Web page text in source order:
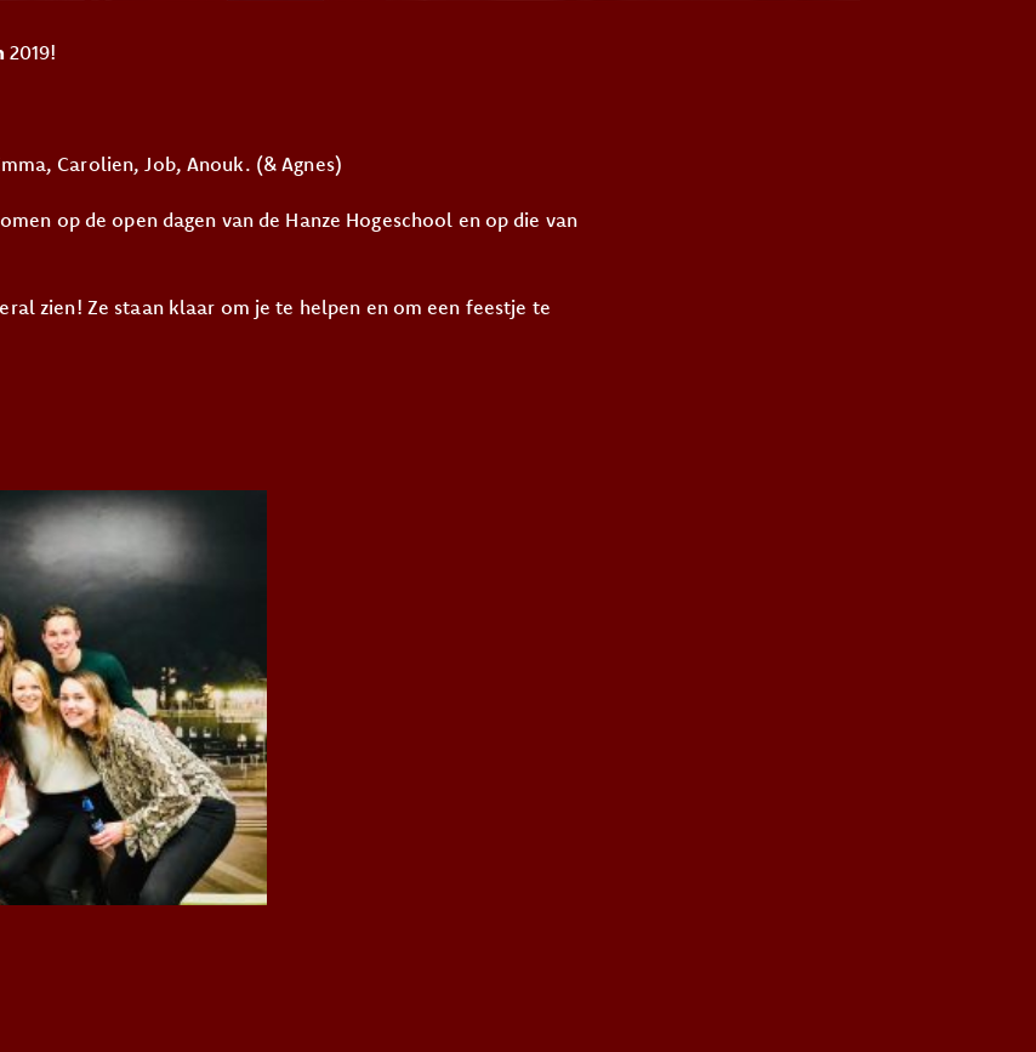
2019!
Carolien, Job, Anouk. (& Agnes)
op de open dagen van de Hanze Hogeschool en op die van
zien! Ze staan klaar om je te helpen en om een feestje te